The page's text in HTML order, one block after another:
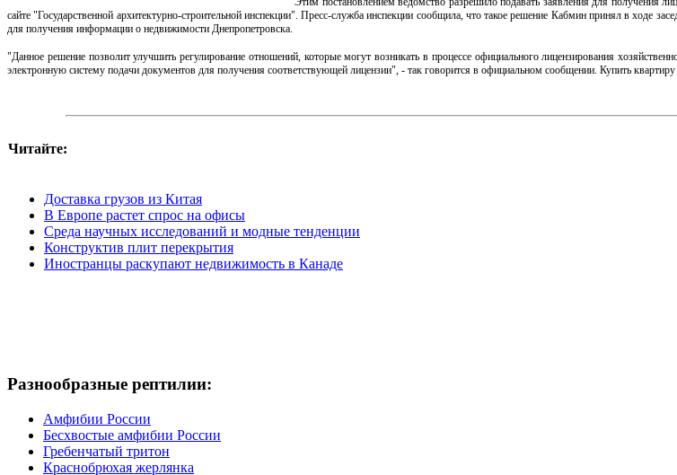
сайте "Государственной архитектурно-строительной инспекции". Пресс-служба инспекции сообщила, что такое решение Кабмин принял в ходе
для получения информации о недвижимости Днепропетровска.
"Данное решение позволит улучшить регулирование отношений, которые могут возникать в процессе официального лицензирования
электронную систему подачи документов для получения соответствующей лицензии", - так говорится в официальном сообщении. Купить
Читайте:
Доставка грузов из Китая
В Европе растет спрос на офисы
Среда научных исследований и модные тенденции
Конструктив плит перекрытия
Иностранцы раскупают недвижимость в Канаде
Разнообразные рептилии:
Амфибии России
Бесхвостые амфибии России
Гребенчатый тритон
Краснобрюхая жерлянка